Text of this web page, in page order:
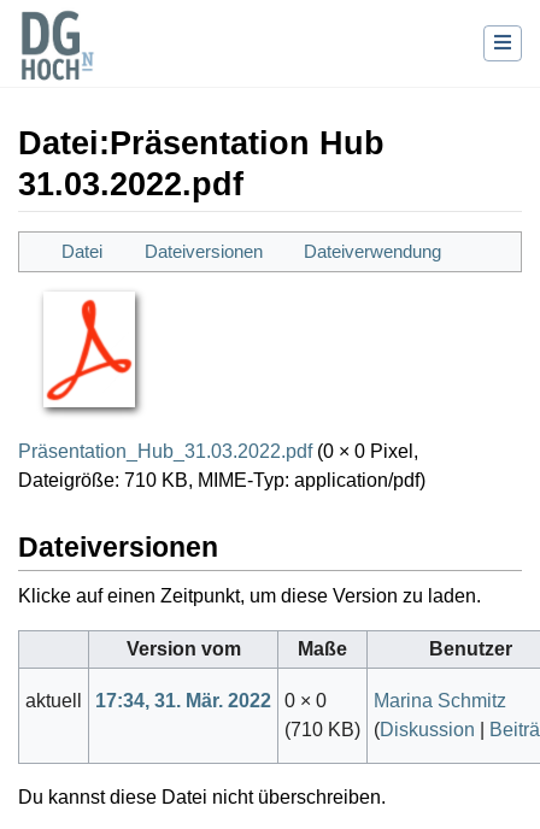
Datei:Präsentation Hub
31.03.2022.pdf
Wechseln zu: Navigation,Suche
Datei Dateiversionen Dateiverwendung
Präsentation_Hub_31.03.2022.pdf (0 × 0 Pixel,
Dateigröße: 710 KB, MIME-Typ: application/pdf)
Dateiversionen
Klicke auf einen Zeitpunkt, um diese Version zu laden.
Version vom Maße Benutzer
aktuell 17:34, 31. Mär. 2022
0 × 0
(710 KB)
Marina Schmitz
(Diskussion
Du kannst diese Datei nicht überschreiben.